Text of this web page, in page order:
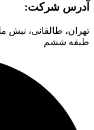
آدرس شرکت:
طبقه ششم